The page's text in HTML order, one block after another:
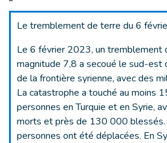
Le tremblement de terre du 6
Le 6 février 2023, un tremblement
magnitude 7,8 a secoué le sud-est
de la frontière syrienne, avec des
La catastrophe a touché au moins
personnes en Turquie et en Syrie,
morts et près de 130 000 blessés.
personnes ont été déplacées. En